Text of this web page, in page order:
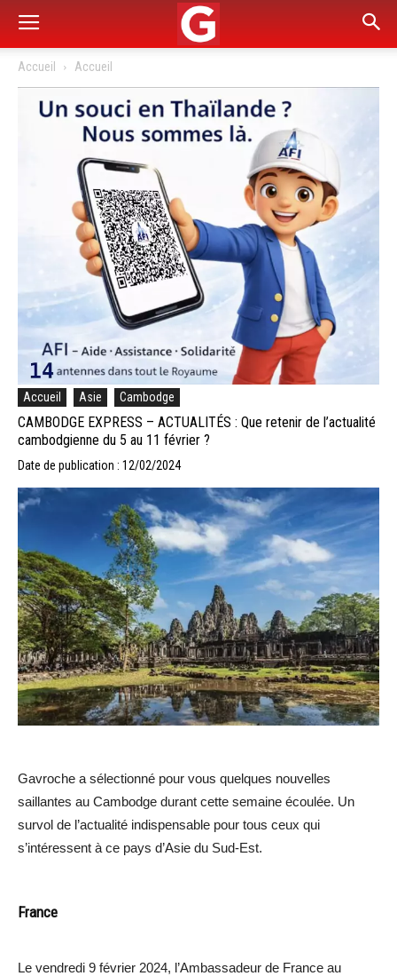
Accueil Accueil
Accueil Asie Cambodge
CAMBODGE EXPRESS – ACTUALITÉS : Que retenir de l’actualité
cambodgienne du 5 au 11 février ?
Date de publication : 12/02/2024
Gavroche a sélectionné pour vous quelques nouvelles
saillantes au Cambodge durant cette semaine écoulée. Un
survol de l’actualité indispensable pour tous ceux qui
s’intéressent à ce pays d’Asie du Sud-Est.
France
Le vendredi 9 février 2024, l’Ambassadeur de France au